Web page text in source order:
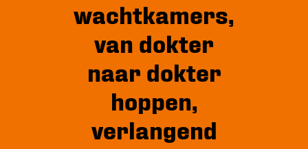
wachtkamers,
van dokter
naar dokter
hoppen,
verlangend